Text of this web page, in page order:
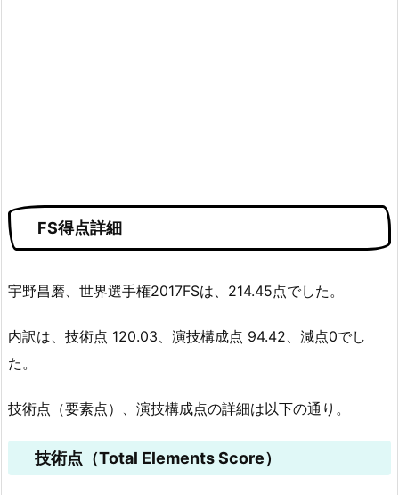
FS得点詳細
宇野昌磨、世界選手権2017FSは、214.45点でした。
内訳は、技術点 120.03、演技構成点 94.42、減点0でし
た。
技術点（要素点）、演技構成点の詳細は以下の通り。
技術点（Total Elements Score）